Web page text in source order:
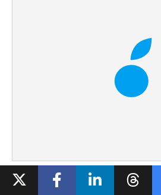
Le rapport souligne un élément